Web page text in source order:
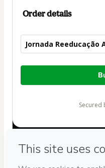
Order details
Jornada Reeducação
Total
secured
If you need to submit a